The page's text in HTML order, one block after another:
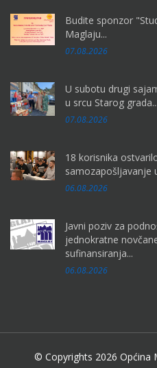
Budite sponzor
Maglaju...
07.08.2026
U subotu drugi
u srcu Starog grada...
07.08.2026
18 korisnika
samozapošljavanje
06.08.2026
Javni poziv za
jednokratne
sufinansiranja...
06.08.2026
© Copyrights 2026 Općina